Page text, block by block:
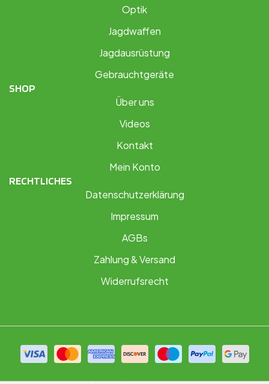
Optik
Jagdwaffen
Jagdausrüstung
Gebrauchtgeräte
SHOP
Über uns
Videos
Kontakt
Mein Konto
RECHTLICHES
Datenschutzerklärung
Impressum
AGBs
Zahlung & Versand
Widerrufsrecht